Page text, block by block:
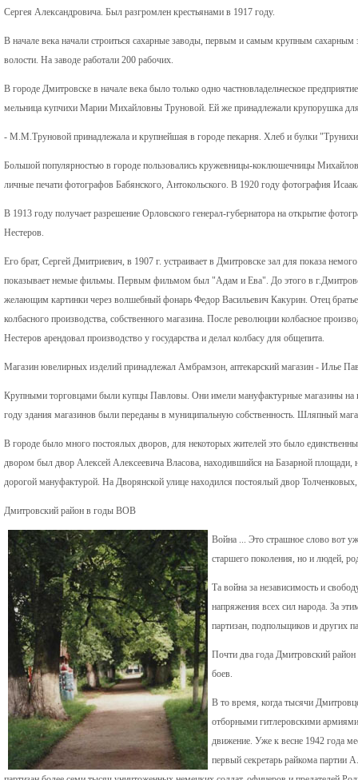
Сергея Александровича. Был разгромлен крестьянами в 1917 году.
В начале века начали строиться сахарные заводы, первым и самым крупным
волости. На заводе работали 200 рабочих.
В городе Дмитровске в начале века было только одно частновладельческое
мельница купчихи Марии Михайловны Труновой. Ей же принадлежали крупорушка
- М.М.Труновой принадлежала и крупнейшая в городе пекарня. Хлеб и булки
Большой популярностью в городе пользовались кружевницы-коклюшечницы
личные печати фотографов Бабянского, Антокольского. В 1920 году фотография
В 1913 году получает разрешение Орловского генерал-губернатора на открытие
Нестеров.
Его брат, Сергей Дмитриевич, в 1907 г. устраивает в Дмитровске зал для показа
показывает немые фильмы. Первым фильмом был "Адам и Ева". До этого в
желающим картинки через волшебный фонарь Федор Васильевич Какурин. Отец
колбасного производства, собственного магазина. После революции колбасное
Нестеров арендовал производство у государства и делал колбасу для общепита.
Магазин ювелирных изделий принадлежал Амбрамзон, аптекарский магазин - Илье
Крупными торговцами были купцы Павловы. Они имели мануфактурные магазины на
году здания магазинов были переданы в муниципальную собственность. Шляпный
В городе было много постоялых дворов, для некоторых жителей это было
двором был двор Алексей Алексеевича Власова, находившийся на Базарной площади,
дорогой мануфактурой. На Дворянской улице находился постоялый двор
Дмитровский район в годы ВОВ
Война ... Это страшное слово вот
старшего поколения, но и людей,
Та война за независимость и
напряжения всех сил народа. За
партизан, подпольщиков и других
Почти два года Дмитровский
боев.
В то время, когда тысячи
отборными гитлеровскими
движение. Уже к весне 1942 года
первый секретарь райкома